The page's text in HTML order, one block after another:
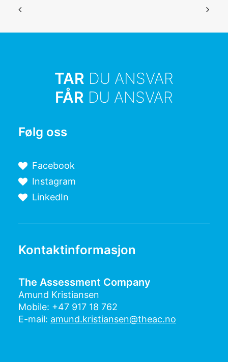
TAR DU ANSVAR
FÅR DU ANSVAR
Følg oss
Facebook
Instagram
LinkedIn
Kontaktinformasjon
The Assessment Company
Amund Kristiansen
Mobile: +47 917 18 762
E-mail: amund.kristiansen@theac.no